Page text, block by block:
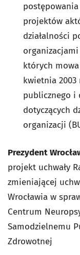
projektów
działalności
których
kwietnia 2003
publicznego i
dotyczących
organizacji
Prezydent
projekt uchwały
zmieniającej
Wrocławia w
Centrum
Samodzielnemu
Zdrowotnej